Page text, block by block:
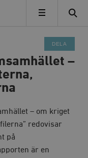
MENY
–
– om kriget
redovisar
på
är en
DELA